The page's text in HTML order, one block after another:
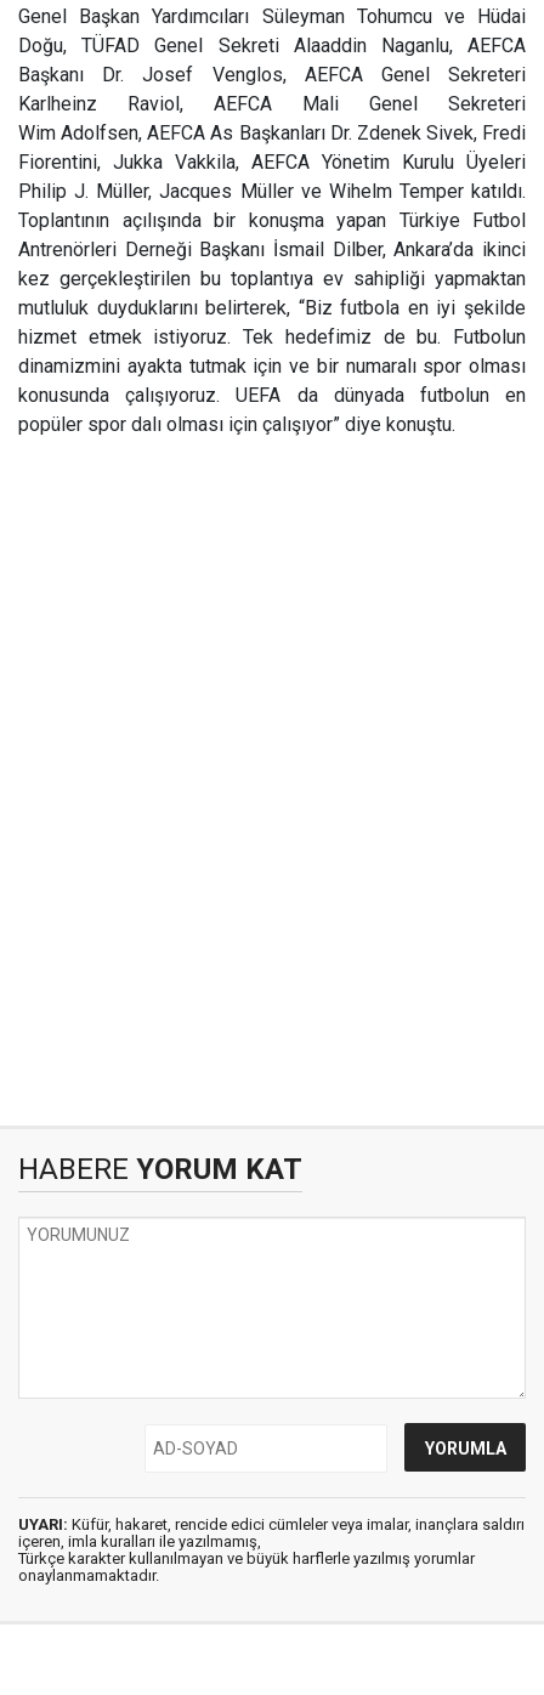
Genel Başkan Yardımcıları Süleyman Tohumcu ve Hüdai
Doğu, TÜFAD Genel Sekreti Alaaddin Naganlu, AEFCA
Başkanı Dr. Josef Venglos, AEFCA Genel Sekreteri
Karlheinz Raviol, AEFCA Mali Genel Sekreteri
Wim Adolfsen, AEFCA As Başkanları Dr. Zdenek Sivek, Fredi
Fiorentini, Jukka Vakkila, AEFCA Yönetim Kurulu Üyeleri
Philip J. Müller, Jacques Müller ve Wihelm Temper katıldı.
Toplantının açılışında bir konuşma yapan Türkiye Futbol
Antrenörleri Derneği Başkanı İsmail Dilber, Ankara’da ikinci
kez gerçekleştirilen bu toplantıya ev sahipliği yapmaktan
mutluluk duyduklarını belirterek, “Biz futbola en iyi şekilde
hizmet etmek istiyoruz. Tek hedefimiz de bu. Futbolun
dinamizmini ayakta tutmak için ve bir numaralı spor olması
konusunda çalışıyoruz. UEFA da dünyada futbolun en
popüler spor dalı olması için çalışıyor” diye konuştu.
HABERE YORUM KAT
UYARI: Küfür, hakaret, rencide edici cümleler veya imalar, inançlara saldırı
içeren, imla kuralları ile yazılmamış,
Türkçe karakter kullanılmayan ve büyük harflerle yazılmış yorumlar
onaylanmamaktadır.